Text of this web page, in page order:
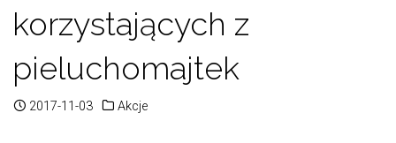
korzystających z
pieluchomajtek
2017-11-03 Akcje